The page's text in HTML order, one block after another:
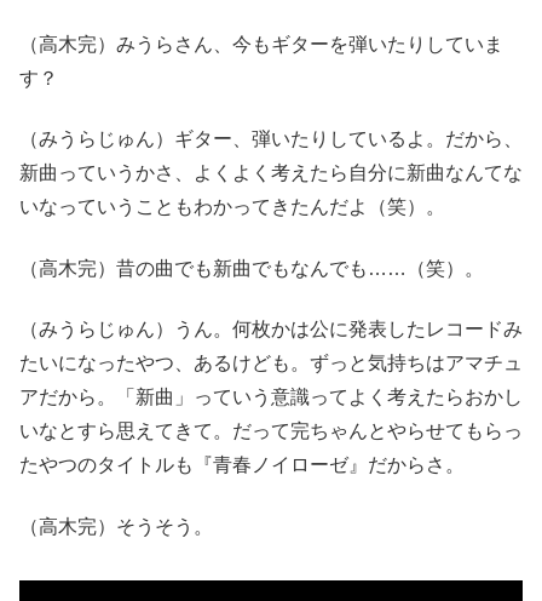
（高木完）みうらさん、今もギターを弾いたりしていま
す？
（みうらじゅん）ギター、弾いたりしているよ。だから、
新曲っていうかさ、よくよく考えたら自分に新曲なんてな
いなっていうこともわかってきたんだよ（笑）。
（高木完）昔の曲でも新曲でもなんでも……（笑）。
（みうらじゅん）うん。何枚かは公に発表したレコードみ
たいになったやつ、あるけども。ずっと気持ちはアマチュ
アだから。「新曲」っていう意識ってよく考えたらおかし
いなとすら思えてきて。だって完ちゃんとやらせてもらっ
たやつのタイトルも『青春ノイローゼ』だからさ。
（高木完）そうそう。